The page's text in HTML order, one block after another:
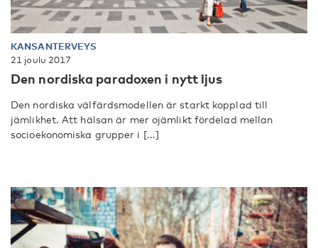
KANSANTERVEYS
21 joulu 2017
Den nordiska paradoxen i nytt ljus
Den nordiska välfärdsmodellen är starkt kopplad till
jämlikhet. Att hälsan är mer ojämlikt fördelad mellan
socioekonomiska grupper i [...]